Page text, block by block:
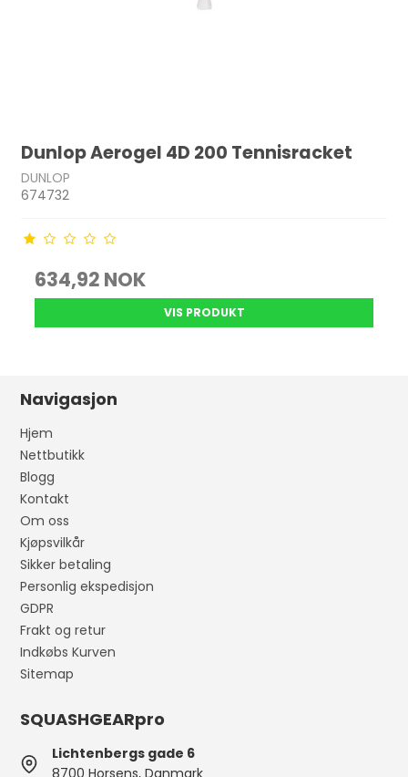
Dunlop Aerogel 4D 200 Tennisracket
DUNLOP
674732
634,92 NOK
VIS PRODUKT
Navigasjon
Hjem
Nettbutikk
Blogg
Kontakt
Om oss
Kjøpsvilkår
Sikker betaling
Personlig ekspedisjon
GDPR
Frakt og retur
Indkøbs Kurven
Sitemap
SQUASHGEARpro
Lichtenbergs gade 6